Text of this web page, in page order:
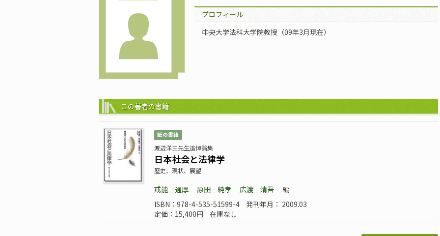
プロフィール
中央大学法科大学院教授（09年3月現在）
この著者の書籍
紙の書籍
渡辺洋三先生追悼論集
日本社会と法律学
歴史、現状、展望
戒能 通厚 原田 純孝 広渡 清吾
編
ISBN：978-4-535-51599-4
発刊年月： 2009.03
定価：15,400円
在庫なし